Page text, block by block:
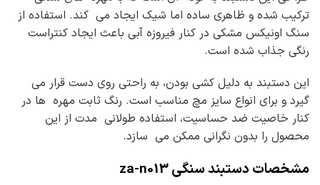
ترکیب شده و ظاهری ساده اما شیک ایجاد می کند. استفاده از
سنگ اونیکس مشکی در کنار فیروزه آبی باعث ایجاد کنتراست
رنگی جذاب شده است.
این دستبند به دلیل کشی بودن، به راحتی روی دست قرار می
گیرد و برای انواع سایز مچ مناسب است. رنگ ثابت مهره ها در
کنار خاصیت ضد حساسیت، استفاده طولانی مدت از این
محصول را بدون نگرانی ممکن می سازد.
مشخصات دستبند سنگی za-n013